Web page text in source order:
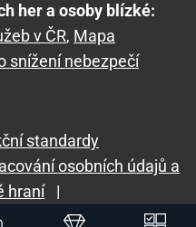
her a osoby blízké:
v ČR, Mapa
snížení nebezpečí
standardy
osobních údajů a
hraní
|